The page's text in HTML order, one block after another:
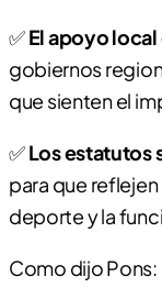
✅El apoyo
gobiernos
que sienten el
✅Los estatutos
para que
deporte y la
Como dijo Pons: